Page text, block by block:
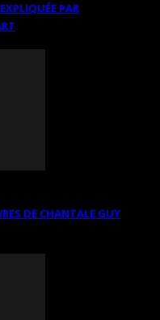
PAR
DE CHANTALE GUY